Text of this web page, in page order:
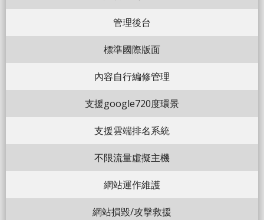
管理後台
標準國際版面
內容自行編修管理
支援google720度環景
支援雲端排名系統
不限流量虛擬主機
網站運作維護
網站損毀/攻擊救援